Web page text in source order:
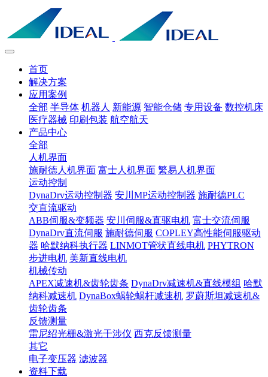
首页
解决方案
应用案例
全部 半导体 机器人 新能源 智能仓储 专用设备 数控机床
医疗器械 印刷包装 航空航天
产品中心
全部
人机界面
施耐德人机界面 富士人机界面 繁易人机界面
运动控制
DynaDrv运动控制器 安川MP运动控制器 施耐德PLC
交直流驱动
ABB伺服&变频器 安川伺服&直驱电机 富士交流伺服
DynaDrv直流伺服 施耐德伺服 COPLEY高性能伺服驱动
器 哈默纳科执行器 LINMOT管状直线电机 PHYTRON
步进电机 美新直线电机
机械传动
APEX减速机&齿轮齿条 DynaDrv减速机&直线模组 哈默
纳科减速机 DynaBox蜗轮蜗杆减速机 罗蔚斯坦减速机&
齿轮齿条
反馈测量
雷尼绍光栅&激光干涉仪 西克反馈测量
其它
电子变压器 滤波器
资料下载